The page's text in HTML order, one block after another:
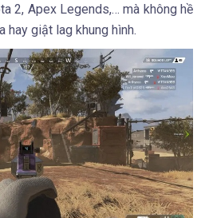
2, Apex Legends,… mà không hề
hay giật lag khung hình.